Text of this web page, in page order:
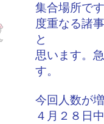
集合場所で
度重なる諸
と
思います。
す。
今回人数が
４月２８日